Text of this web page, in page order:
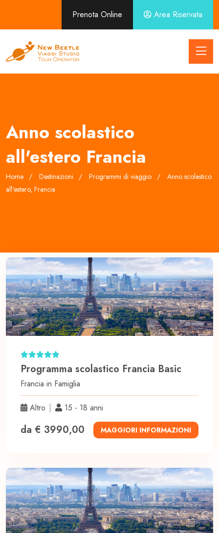
Prenota Online Area Riservata
Anno scolastico
all'estero Francia
Home Destinazioni Programmi di viaggio
Anno scolastico
all'estero, Francia
Programma scolastico Francia Basic
Francia in Famiglia
Altro 15 - 18 anni
da € 3990,00 MAGGIORI INFORMAZIONI